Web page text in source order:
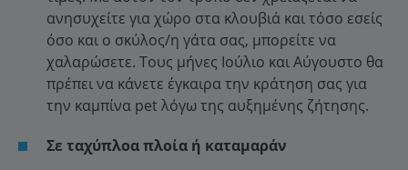
ανησυχείτε για χώρο στα κλουβιά και τόσο εσείς
όσο και ο σκύλος/η γάτα σας, μπορείτε να
χαλαρώσετε. Τους μήνες Ιούλιο και Αύγουστο θα
πρέπει να κάνετε έγκαιρα την κράτηση σας για
την καμπίνα pet λόγω της αυξημένης ζήτησης.
Σε ταχύπλοα πλοία ή καταμαράν